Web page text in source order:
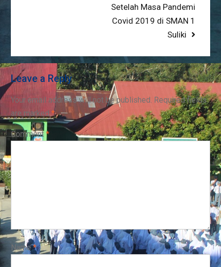
post:
Setelah Masa Pandemi
Covid 2019 di SMAN 1
Suliki
Leave a Reply
Your email address will not be published. Required fields
are marked*
Comment *
Name*